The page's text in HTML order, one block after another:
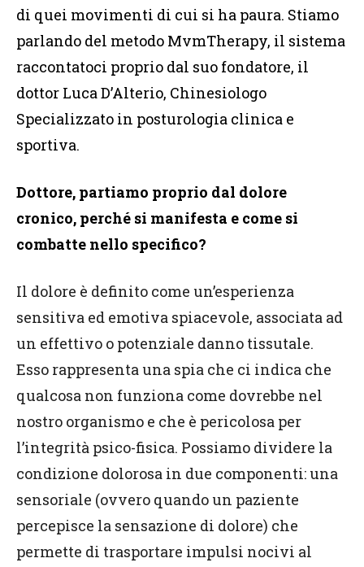
di quei movimenti di cui si ha paura. Stiamo
parlando del metodo MvmTherapy, il sistema
raccontatoci proprio dal suo fondatore, il
dottor Luca D’Alterio, Chinesiologo
Specializzato in posturologia clinica e
sportiva.
Dottore, partiamo proprio dal dolore
cronico, perché si manifesta e come si
combatte nello specifico?
Il dolore è definito come un’esperienza
sensitiva ed emotiva spiacevole, associata ad
un effettivo o potenziale danno tissutale.
Esso rappresenta una spia che ci indica che
qualcosa non funziona come dovrebbe nel
nostro organismo e che è pericolosa per
l’integrità psico-fisica. Possiamo dividere la
condizione dolorosa in due componenti: una
sensoriale (ovvero quando un paziente
percepisce la sensazione di dolore) che
permette di trasportare impulsi nocivi al